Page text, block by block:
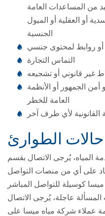
من المساعدات العامة
أو العقلية أو الميول
الجنسية
روابط لمحتوى جنسي
التماس التجارة
غير قانوني أو تشجيعه
الجمهور أو الأنظمة
العامة للخطر
لأي طرف آخر
حالات الطوارئ
يُرجى الاتصال بقسم
على أي من منصات التواصل
كوسيلة للتواصل المباشر
عاجلة، يُرجى الاتصال
خدمة عملاء شركة مياه ميسا على